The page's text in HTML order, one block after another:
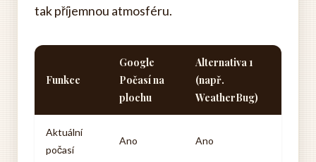
tak příjemnou atmosféru.
Funkce
Google
Počasí na
plochu
Alternativa 1
(např.
WeatherBug)
Aktuální
počasí
Ano Ano